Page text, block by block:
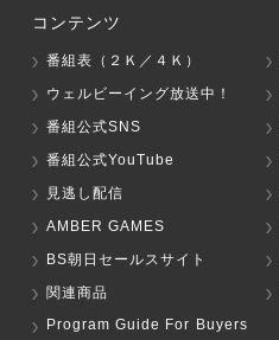
コンテンツ
番組表（２Ｋ／４Ｋ）
ウェルビーイング放送中！
番組公式SNS
番組公式YouTube
見逃し配信
AMBER GAMES
BS朝日セールスサイト
関連商品
Program Guide For Buyers